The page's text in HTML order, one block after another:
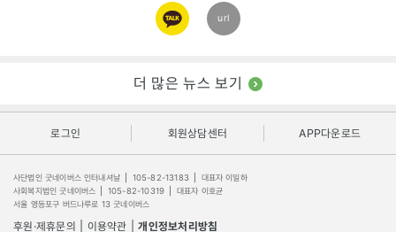
카카오
링크
url
더 많은 뉴스 보기
로그인 회원상담센터 APP다운로드
사단법인 굿네이버스 인터내셔날 105-82-13183
대표자 이일하
사회복지법인 굿네이버스
105-82-10319
대표자 이호균
서울 영등포구 버드나루로 13 굿네이버스
후원·제휴문의 이용약관 개인정보처리방침